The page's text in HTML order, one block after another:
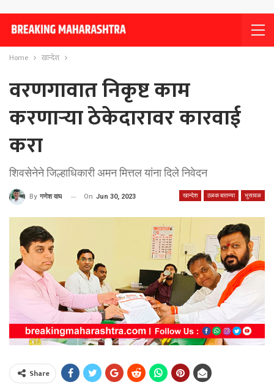
Home खान्देश
वरणगावात निकृष्ट काम
करणार्‍या ठेकेदारावर कारवाई
करा
शिवसेनेने जिल्हाधिकारी अमन मित्तल यांना दिले निवेदन
खान्देश ठळक बातम्या भुसावळ
By गणेश वाघ On Jun 30, 2023
Share